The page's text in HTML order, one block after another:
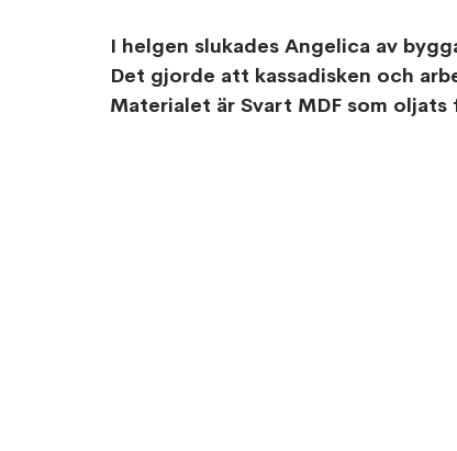
I helgen slukades Angelica av
Det gjorde att kassadisken och
Materialet är Svart MDF som